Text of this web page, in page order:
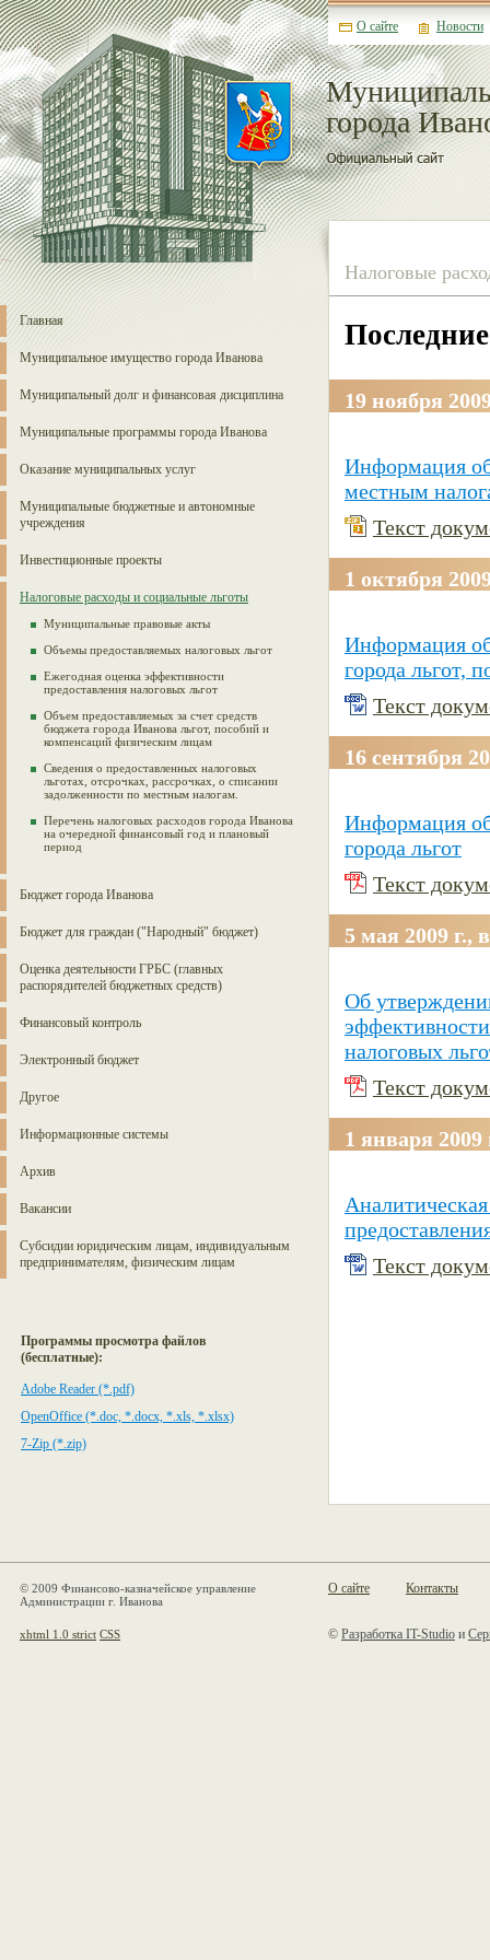
города
О сайте Новости
Главная
Муниципальное имущество города Иванова
Муниципальный долг и финансовая дисциплина
Муниципальные программы города Иванова
Оказание муниципальных услуг
Муниципальные бюджетные и автономные
учреждения
Инвестиционные проекты
Налоговые расходы и социальные льготы
Муниципальные правовые акты
Объемы предоставляемых налоговых льгот
Ежегодная оценка эффективности
предоставления налоговых льгот
Объем предоставляемых за счет средств
бюджета города Иванова льгот, пособий и
компенсаций физическим лицам
Сведения о предоставленных налоговых
льготах, отсрочках, рассрочках, о списании
задолженности по местным налогам.
Перечень налоговых расходов города Иванова
на очередной финансовый год и плановый
период
Бюджет города Иванова
Бюджет для граждан ("Народный" бюджет)
Оценка деятельности ГРБС (главных
распорядителей бюджетных средств)
Финансовый контроль
Электронный бюджет
Другое
Информационные системы
Архив
Вакансии
Субсидии юридическим лицам, индивидуальным
предпринимателям, физическим лицам
Программы просмотра файлов
(бесплатные):
Adobe Reader (*.pdf)
OpenOffice (*.doc, *.docx, *.xls, *.xlsx)
7-Zip (*.zip)
Налоговые
19 ноября
Информация
местным
Текст
1 октября
Информация об
города льгот,
Текст
16 сентября
Информация об
города льгот
Текст
5 мая 2009 г.,
Об
налоговых
Текст
1 января 2009
Текст
© 2009 Финансово-казначейское управление
Администрации г. Иванова
О сайте Контакты
© Разработка IT-Studio и
xhtml 1.0 strict CSS